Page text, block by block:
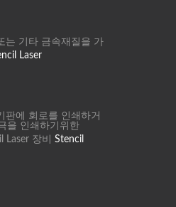
는 기타 금속재질을 가
Laser
판에 회로를 인쇄하거
을 인쇄하기위한
Laser 장비 Stencil